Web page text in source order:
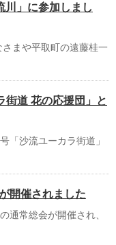
川」に参加しまし
まや平取町の遠藤桂一
街道 花の応援団」と
「沙流ユーカラ街道」
開催されました
通常総会が開催され、